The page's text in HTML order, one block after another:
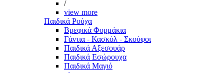
/
view more
Παιδικά Ρούχα
Βρεφικά Φορμάκια
Γάντια - Κασκόλ - Σκούφοι
Παιδικά Αξεσουάρ
Παιδικά Εσώρουχα
Παιδικά Μαγιό